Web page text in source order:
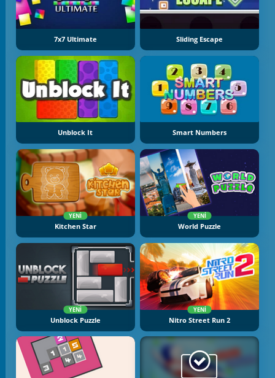
7x7 Ultimate Sliding Escape
Unblock It Smart Numbers
YENI
Kitchen Star
YENI
World Puzzle
YENI
Unblock Puzzle
YENI
Nitro Street Run 2